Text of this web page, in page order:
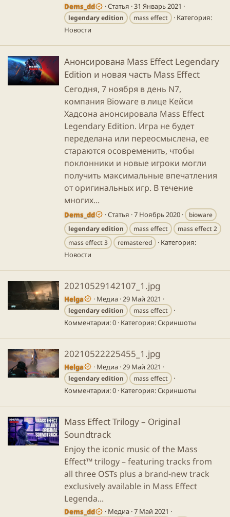
Dems_dd Статья 31 Январь 2021
legendaryedition mass effect
Категория:
Новости
Анонсирована Mass Effect Legendary
Edition и новая часть Mass Effect
Сегодня, 7 ноября в день N7,
компания Bioware в лице Кейси
Хадсона анонсировала Mass Effect
Legendary Edition. Игра не будет
переделана или переосмыслена, ее
стараются осовременить, чтобы
поклонники и новые игроки могли
получить максимальные впечатления
от оригинальных игр. В течение
многих...
Dems_dd Статья 7 Ноябрь 2020
bioware
legendaryedition mass effect
mass effect 2
mass effect 3
remastered
Категория:
Новости
20210529142107_1.jpg
Helga Медиа 29 Май 2021
legendaryedition mass effect
Комментарии: 0 Категория: Скриншоты
20210522225455_1.jpg
Helga Медиа 29 Май 2021
legendaryedition mass effect
Комментарии: 0 Категория: Скриншоты
Mass Effect Trilogy – Original
Soundtrack
Enjoy the iconic music of the Mass
Effect™ trilogy – featuring tracks from
all three OSTs plus a brand-new track
exclusively available in Mass Effect
Legenda...
Dems_dd Медиа 7 Май 2021